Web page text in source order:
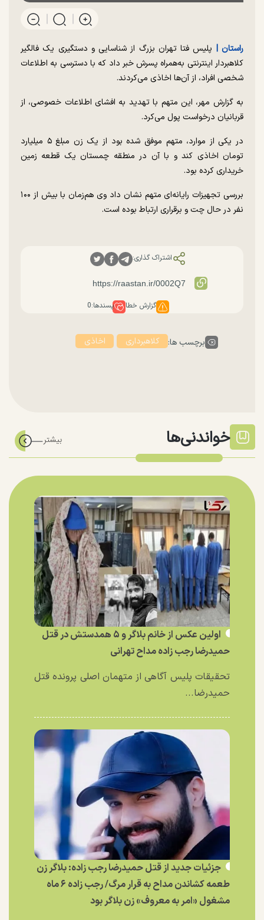
راستان | پلیس فتا تهران بزرگ از شناسایی و دستگیری یک فالگیر
کلاهبردار اینترنتی به‌همراه پسرش خبر داد که با دسترسی به اطلاعات
شخصی افراد، از آن‌ها اخاذی می‌کردند.
به گزارش مهر، این متهم با تهدید به افشای اطلاعات خصوصی، از
قربانیان درخواست پول می‌کرد.
در یکی از موارد، متهم موفق شده بود از یک زن مبلغ ۵ میلیارد
تومان اخاذی کند و با آن در منطقه چمستان یک قطعه زمین
خریداری کرده بود.
بررسی تجهیزات رایانه‌ای متهم نشان داد وی هم‌زمان با بیش از ۱۰۰
نفر در حال چت و برقراری ارتباط بوده است.
اشتراک گذاری:
گزارش خطا پسندها:0
برچسب ها: کلاهبرداری اخاذی
خواندنی‌ها
اولین عکس از خانم بلاگر و ۵ همدستش در قتل
حمیدرضا رجب زاده مداح تهرانی
تحقیقات پلیس آگاهی از متهمان اصلی پرونده قتل
حمیدرضا...
جزئیات جدید از قتل حمیدرضا رجب زاده: بلاگر زن
طعمه کشاندن مداح به قرار مرگ/ رجب زاده ۶ ماه
مشغول «امر به معروف» زن بلاگر بود